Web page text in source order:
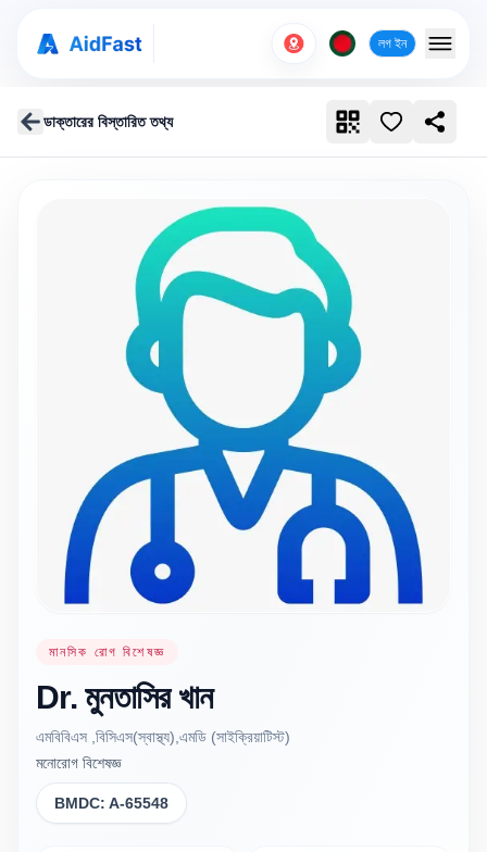
লগ ইন
ডাক্তারের বিস্তারিত তথ্য
মানসিক রোগ বিশেষজ্ঞ
Dr. মুনতাসির খান
এমবিবিএস ,বিসিএস(স্বাস্থ্য),এমডি (সাইক্রিয়াটিস্ট)
মনোরোগ বিশেষজ্ঞ
BMDC: A-65548